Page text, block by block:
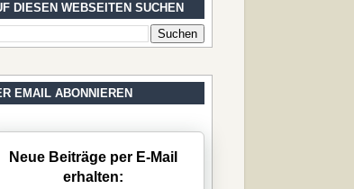
DIESEN WEBSEITEN SUCHEN
EMAIL ABONNIEREN
Neue Beiträge per E-Mail
erhalten: